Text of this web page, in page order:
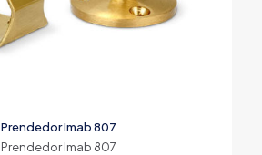
Prendedor Imab 807
Prendedor Imab 807